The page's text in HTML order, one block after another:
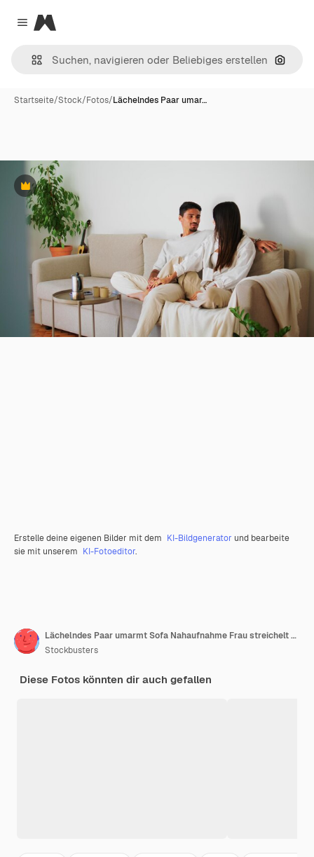
Close menu
Magnific
Nach
Startseite/Stock/Fotos/Lächelndes Paar umar…
Premium
Erstelle deine eigenen Bilder mit dem KI-Bildgenerator und bearbeite
sie mit unserem KI-Fotoeditor.
Lächelndes Paar umarmt Sofa Nahaufnahme Frau streichelt Mann Gesicht entspannen zusammen
Stockbusters
Diese Fotos könnten dir auch gefallen